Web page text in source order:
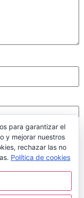
y web en este
comente.
para garantizar el
y mejorar nuestros
rechazar las no
Política de cookies